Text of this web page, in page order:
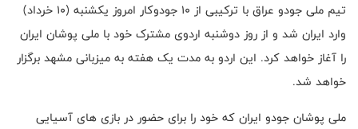
تیم ملی جودو عراق با ترکیبی از ۱۰ جودوکار امروز یکشنبه (۱۰ خرداد)
وارد ایران شد و از روز دوشنبه اردوی مشترک خود با ملی پوشان ایران
را آغاز خواهد کرد. این اردو به مدت یک هفته به میزبانی مشهد برگزار
خواهد شد.
ملی پوشان جودو ایران که خود را برای حضور در بازی های آسیایی